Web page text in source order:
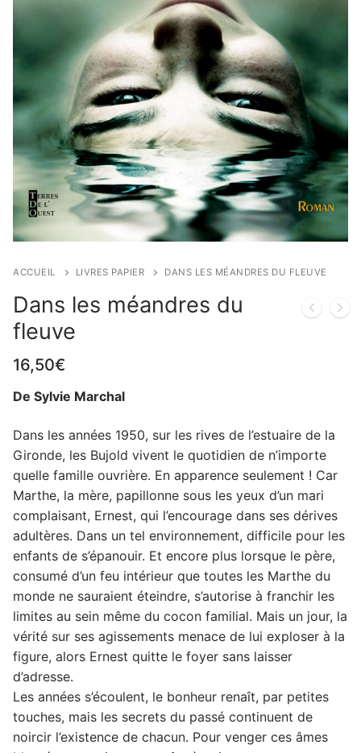
ACCUEIL LIVRES PAPIER DANS LES MÉANDRES DU FLEUVE
Dans les méandres du
fleuve
16,50€
De Sylvie Marchal
Dans les années 1950, sur les rives de l’estuaire de la
Gironde, les Bujold vivent le quotidien de n’importe
quelle famille ouvrière. En apparence seulement ! Car
Marthe, la mère, papillonne sous les yeux d’un mari
complaisant, Ernest, qui l’encourage dans ses dérives
adultères. Dans un tel environnement, difficile pour les
enfants de s’épanouir. Et encore plus lorsque le père,
consumé d’un feu intérieur que toutes les Marthe du
monde ne sauraient éteindre, s’autorise à franchir les
limites au sein même du cocon familial. Mais un jour, la
vérité sur ses agissements menace de lui exploser à la
figure, alors Ernest quitte le foyer sans laisser
d’adresse.
Les années s’écoulent, le bonheur renaît, par petites
touches, mais les secrets du passé continuent de
noircir l’existence de chacun. Pour venger ces âmes